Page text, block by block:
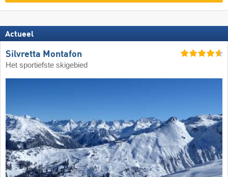
Actueel
Silvretta Montafon
Het sportiefste skigebied